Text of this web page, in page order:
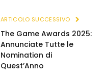
ARTICOLO SUCCESSIVO
The Game Awards 2025:
Annunciate Tutte le
Nomination di
Quest’Anno